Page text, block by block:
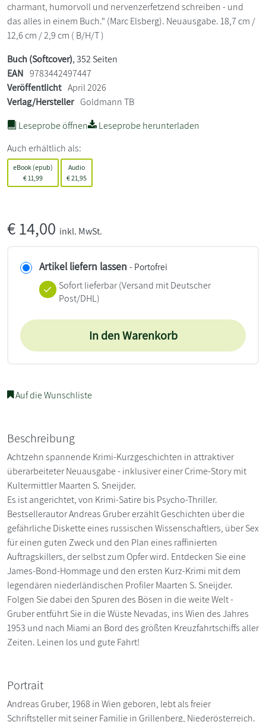
charmant, humorvoll und nervenzerfetzend schreiben - und
das alles in einem Buch." (Marc Elsberg). Neuausgabe. 18,7 cm /
12,6 cm / 2,9 cm ( B/H/T )
Buch (Softcover), 352 Seiten
EAN 9783442497447
Veröffentlicht April 2026
Verlag/Hersteller Goldmann TB
Leseprobe öffnen
Leseprobe herunterladen
Auch erhältlich als:
eBook (epub)
€11,99
Audio
€21,95
€14,00 inkl. MwSt.
Artikel liefern lassen - Portofrei
Sofort lieferbar(Versand mit Deutscher
Post/DHL)
In den Warenkorb
Auf die Wunschliste
Beschreibung
Achtzehn spannende Krimi-Kurzgeschichten in attraktiver
überarbeiteter Neuausgabe - inklusiver einer Crime-Story mit
Kultermittler Maarten S. Sneijder.
Es ist angerichtet, von Krimi-Satire bis Psycho-Thriller.
Bestsellerautor Andreas Gruber erzählt Geschichten über die
gefährliche Diskette eines russischen Wissenschaftlers, über Sex
für einen guten Zweck und den Plan eines raffinierten
Auftragskillers, der selbst zum Opfer wird. Entdecken Sie eine
James-Bond-Hommage und den ersten Kurz-Krimi mit dem
legendären niederländischen Profiler Maarten S. Sneijder.
Folgen Sie dabei den Spuren des Bösen in die weite Welt -
Gruber entführt Sie in die Wüste Nevadas, ins Wien des Jahres
1953 und nach Miami an Bord des größten Kreuzfahrtschiffs aller
Zeiten. Leinen los und gute Fahrt!
Portrait
Andreas Gruber, 1968 in Wien geboren, lebt als freier
Schriftsteller mit seiner Familie in Grillenberg, Niederösterreich.